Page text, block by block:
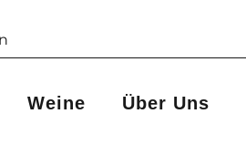
Weine Über Uns